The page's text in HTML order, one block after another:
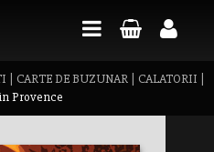
CARTE DE BUZUNAR| CALATORII
Provence